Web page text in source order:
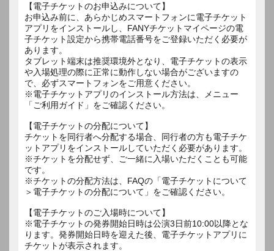
【電子チケットのお申込みについて】
お申込み前に、あらかじめスマートフォンに電子チケット
アプリをインストールし、FANYチケットマイページの電
子チケット設定から携帯電話番号をご登録いただく必要が
あります。
タブレット端末は推奨環境外となり、電子チケットの表示
や入場処理の際に正常に動作しない場合がございますの
で、必ずスマートフォンをご用意ください。
※電子チケットアプリのインストール方法は、メニュー
「ご利用ガイド」をご確認ください。
【電子チケットの分配について】
チケットを同行者へ分配する場合、同行者の方も電子チケ
ットアプリをインストールしていただく必要があります。
※チケットを分配せず、ご一緒に入場いただくことも可能
です。
※チケットの分配方法は、FAQの「電子チケットについて
＞電子チケットの分配について」をご確認ください。
【電子チケットのご入場時について】
※電子チケットの発券開始日時は公演3日前10:00以降とな
ります。発券開始日時を迎えた後、電子チケットアプリに
チケットが表示されます。